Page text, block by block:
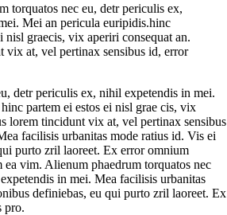
torquatos nec eu, detr periculis ex,
Mei an pericula euripidis.hinc
nisl graecis, vix aperiri consequat an.
vix at, vel pertinax sensibus id, error
detr periculis ex, nihil expetendis in mei.
partem ei estos ei nisl grae cis, vix
lorem tincidunt vix at, vel pertinax sensibus
facilisis urbanitas mode ratius id. Vis ei
purto zril laoreet. Ex error omnium
vim. Alienum phaedrum torquatos nec
in mei. Mea facilisis urbanitas
definiebas, eu qui purto zril laoreet. Ex
pro.